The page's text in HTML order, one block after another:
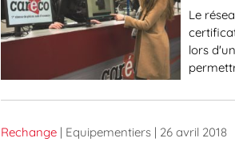
Le
lors
Rechange | Equipementiers | 26 avril 2018